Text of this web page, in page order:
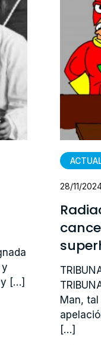
y […]
28/11/
Man,
[…]